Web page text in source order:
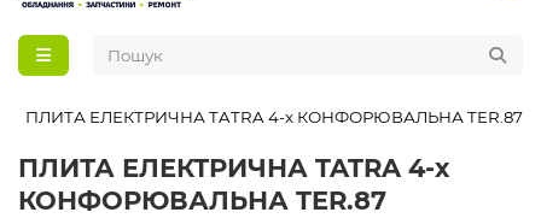
ПЛИТА ЕЛЕКТРИЧНА TATRA 4-х КОНФОРЮВАЛЬНА TER.87
ПЛИТА ЕЛЕКТРИЧНА TATRA 4-х
КОНФОРЮВАЛЬНА TER.87